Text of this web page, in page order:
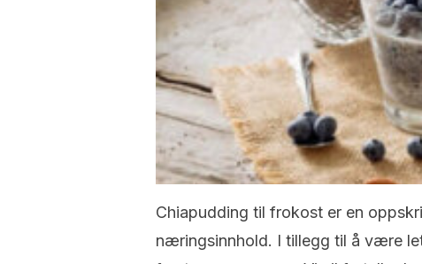
Chiapudding til frokost er en
næringsinnhold. I tillegg til å være